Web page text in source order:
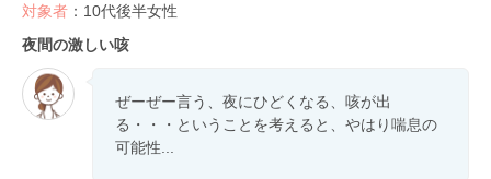
対象者 ：10代後半女性
夜間の激しい咳
ぜーぜー言う、夜にひどくなる、咳が出
る・・・ということを考えると、やはり喘息の
可能性...